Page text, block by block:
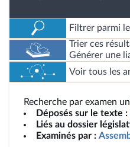
Filtrer parmi
Trier ces
Générer une
Voir tous les
Recherche par examen
Déposés sur le texte :
Liés au dossier
Examinés par :